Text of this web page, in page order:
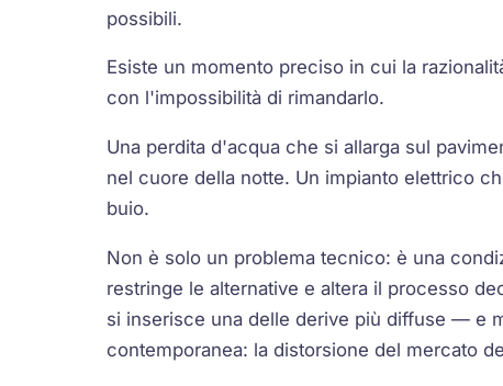
possibili.
Esiste un momento preciso in cui la
con l'impossibilità di rimandarlo.
Una perdita d'acqua che si allarga sul
nel cuore della notte. Un impianto elettrico
buio.
Non è solo un problema tecnico: è una
restringe le alternative e altera il processo
si inserisce una delle derive più diffuse — e
contemporanea: la distorsione del mercato